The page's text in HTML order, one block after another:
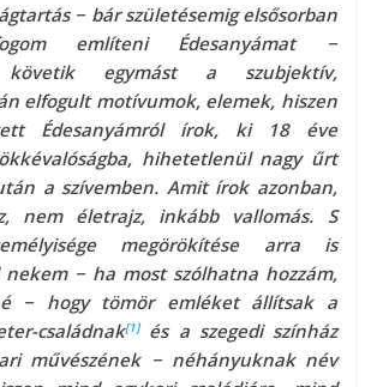
− bár születésemig elsősorban
említeni Édesanyámat −
követik egymást a szubjektív,
elfogult motívumok, elemek, hiszen
Édesanyámról írok, ki 18 éve
hihetetlenül nagy űrt
a szívemben. Amit írok azonban,
nem életrajz, inkább vallomás. S
megörökítése arra is
− ha most szólhatna hozzám,
− hogy tömör emléket állítsak a
családnak[1]és a szegedi színház
művészének − néhányuknak név